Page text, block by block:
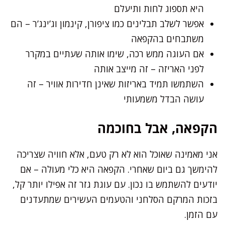
היא תספוג לחות ותיעלם
אפשר לשלב תבלינים כמו ציפורן, קינמון וג’ינג’ר – הם
משתבחים בהקפאה
אם העוגה ממש רכה, שימו אותה שעתיים במקרר
לפני האריזה – זה מייצב אותה
השתמשו תמיד באריזות שאינן חדירות אוויר – זה
עושה הבדל משמעותי
הקפאה, אבל בחוכמה
אני מאמינה שאוכל הוא לא רק טעם, אלא חוויה שצריכה
להימשך גם ביום שאחרי. הקפאה היא כלי מעולה – אם
יודעים להשתמש בו נכון. עם עוגת גזר זה אפילו יותר קל,
בזכות המרקם הסלחני והטעמים העשירים שמתעדנים
עם הזמן.